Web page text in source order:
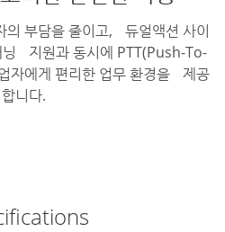
의 부담을 줄이고, 듀얼액션 사이
닝 지원과 동시에 PTT(Push-To-
자에게 편리한 업무 환경을 제공
합니다.